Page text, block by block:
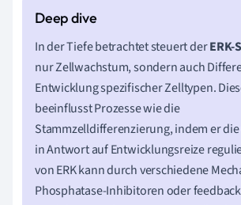
In der Tiefe betrachtet steuert der
nur Zellwachstum, sondern auch
Entwicklung spezifischer Zelltypen.
beeinflusst Prozesse wie die
Stammzelldifferenzierung, indem er
in Antwort auf Entwicklungsreize
von ERK kann durch verschiedene
Phosphatase-Inhibitoren oder